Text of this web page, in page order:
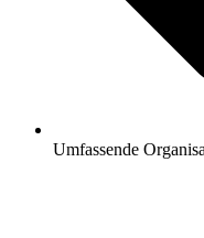
Umfassende